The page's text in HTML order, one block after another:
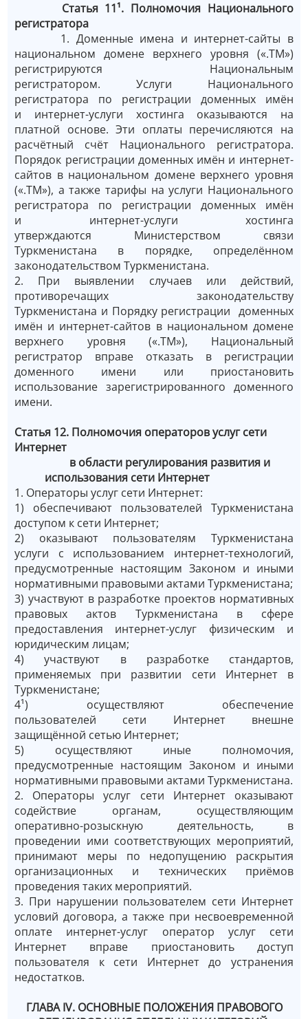
Статья 11¹. Полномочия Национального
регистратора
1. Доменные имена и интернет-сайты в
национальном домене верхнего уровня («.ТМ»)
регистрируются Национальным
регистратором. Услуги Национального
регистратора по регистрации доменных имён
и интернет-услуги хостинга оказываются на
платной основе. Эти оплаты перечисляются на
расчётный счёт Национального регистратора.
Порядок регистрации доменных имён и интернет-
сайтов в национальном домене верхнего уровня
(«.ТМ»), а также тарифы на услуги Национального
регистратора по регистрации доменных имён
и интернет-услуги хостинга
утверждаются Министерством связи
Туркменистана в порядке, определённом
законодательством Туркменистана.
2. При выявлении случаев или действий,
противоречащих законодательству
Туркменистана и Порядку регистрации доменных
имён и интернет-сайтов в национальном домене
верхнего уровня («.ТМ»), Национальный
регистратор вправе отказать в регистрации
доменного имени или приостановить
использование зарегистрированного доменного
имени.
Статья 12. Полномочия операторов услуг сети
Интернет
в области регулирования развития и
использования сети Интернет
1. Операторы услуг сети Интернет:
1) обеспечивают пользователей Туркменистана
доступом к сети Интернет;
2) оказывают пользователям Туркменистана
услуги с использованием интернет-технологий,
предусмотренные настоящим Законом и иными
нормативными правовыми актами Туркменистана;
3) участвуют в разработке проектов нормативных
правовых актов Туркменистана в сфере
предоставления интернет-услуг физическим и
юридическим лицам;
4) участвуют в разработке стандартов,
применяемых при развитии сети Интернет в
Туркменистане;
4¹) осуществляют обеспечение
пользователей сети Интернет внешне
защищённой сетью Интернет;
5) осуществляют иные полномочия,
предусмотренные настоящим Законом и иными
нормативными правовыми актами Туркменистана.
2. Операторы услуг сети Интернет оказывают
содействие органам, осуществляющим
оперативно-розыскную деятельность, в
проведении ими соответствующих мероприятий,
принимают меры по недопущению раскрытия
организационных и технических приёмов
проведения таких мероприятий.
3. При нарушении пользователем сети Интернет
условий договора, а также при несвоевременной
оплате интернет-услуг оператор услуг сети
Интернет вправе приостановить доступ
пользователя к сети Интернет до устранения
недостатков.
ГЛАВА IV. ОСНОВНЫЕ ПОЛОЖЕНИЯ ПРАВОВОГО